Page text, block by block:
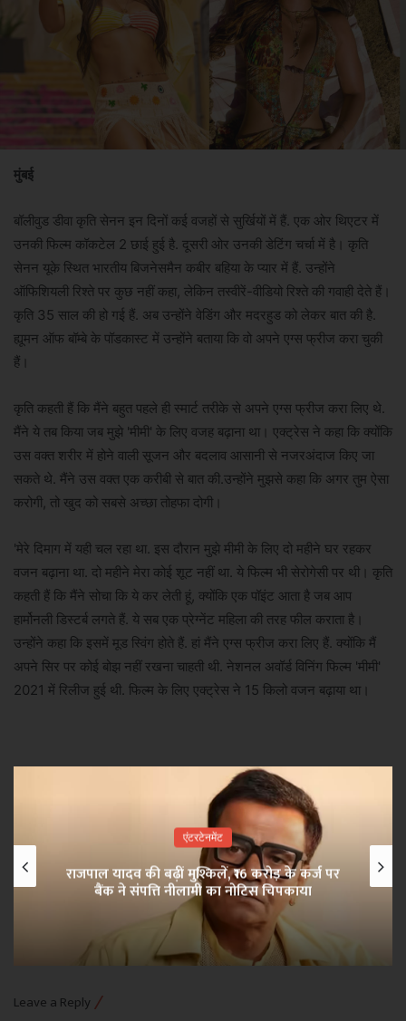
मुंबई
बॉलीवुड डीवा कृति सेनन इन दिनों कई वजहों से सुर्खियों में हैं. एक ओर थिएटर में
उनकी फिल्म कॉकटेल 2 छाई हुई है. दूसरी ओर उनकी डेटिंग चर्चा में है। कृति
सेनन यूके स्थित भारतीय बिजनेसमैन कबीर बहिया के प्यार में हैं. उन्होंने
ऑफिशियली रिश्ते पर कुछ नहीं कहा, लेकिन तस्वीरें-वीडियो रिश्ते की गवाही देते हैं।
कृति 35 साल की हो गई हैं. अब उन्होंने वेडिंग और मदरहुड को लेकर बात की है.
ह्यूमन ऑफ बॉम्बे के पॉडकास्ट में उन्होंने बताया कि वो अपने एग्स फ्रीज करा चुकी
हैं।
कृति कहती हैं कि मैंने बहुत पहले ही स्मार्ट तरीके से अपने एग्स फ्रीज करा लिए थे.
मैंने ये तब किया जब मुझे 'मीमी' के लिए वजह बढ़ाना था। एक्ट्रेस ने कहा कि क्योंकि
उस वक्त शरीर में होने वाली सूजन और बदलाव आसानी से नजरअंदाज किए जा
सकते थे. मैंने उस वक्त एक करीबी से बात की.उन्होंने मुझसे कहा कि अगर तुम ऐसा
करोगी, तो खुद को सबसे अच्छा तोहफा दोगी।
'मेरे दिमाग में यही चल रहा था. इस दौरान मुझे मीमी के लिए दो महीने घर रहकर
वजन बढ़ाना था. दो महीने मेरा कोई शूट नहीं था. ये फिल्म भी सेरोगेसी पर थी। कृति
कहती हैं कि मैंने सोचा कि ये कर लेती हूं, क्योंकि एक पॉइंट आता है जब आप
हार्मोनली डिस्टर्ब लगते हैं. ये सब एक प्रेग्नेंट महिला की तरह फील कराता है।
उन्होंने कहा कि इसमें मूड स्विंग होते हैं. हां मैंने एग्स फ्रीज करा लिए हैं. क्योंकि मैं
अपने सिर पर कोई बोझ नहीं रखना चाहती थी. नेशनल अवॉर्ड विनिंग फिल्म 'मीमी'
2021 में रिलीज हुई थी. फिल्म के लिए एक्ट्रेस ने 15 किलो वजन बढ़ाया था।
एंटरटेनमेंट
राजपाल यादव की बढ़ीं मुश्किलें, ₹16 करोड़ के कर्ज पर
बैंक ने संपत्ति नीलामी का नोटिस चिपकाया
Leave a Reply